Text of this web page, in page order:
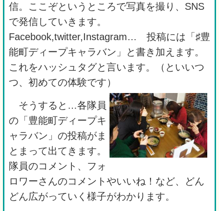
信。ここぞというところで写真を撮り、SNS
で発信していきます。
Facebook,twitter,Instagram… 投稿には「♯豊
能町ディープキャラバン」と書き加えます。
これをハッシュタグと言います。（といいつ
つ、初めての体験です）
そうすると…各隊員
の「豊能町ディープキ
ャラバン」の投稿がま
とまって出てきます。
隊員のコメント、フォ
ロワーさんのコメントやいいね！など、どん
どん広がっていく様子がわかります。